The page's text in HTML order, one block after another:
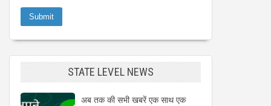
STATE LEVEL NEWS
अब तक की सभी खबरें एक साथ एक